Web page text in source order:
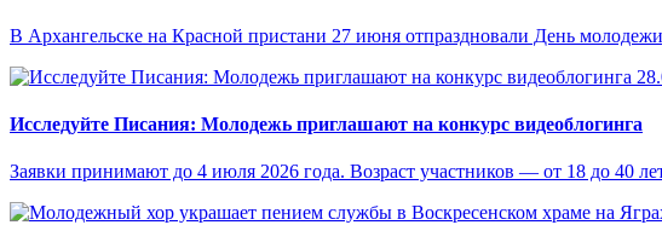
В Архангельске на Красной пристани 27 июня отпраздновали День
Исследуйте Писания: Молодежь приглашают на конкурс видеоблогинга
Заявки принимают до 4 июля 2026 года. Возраст участников — от 18 до 40